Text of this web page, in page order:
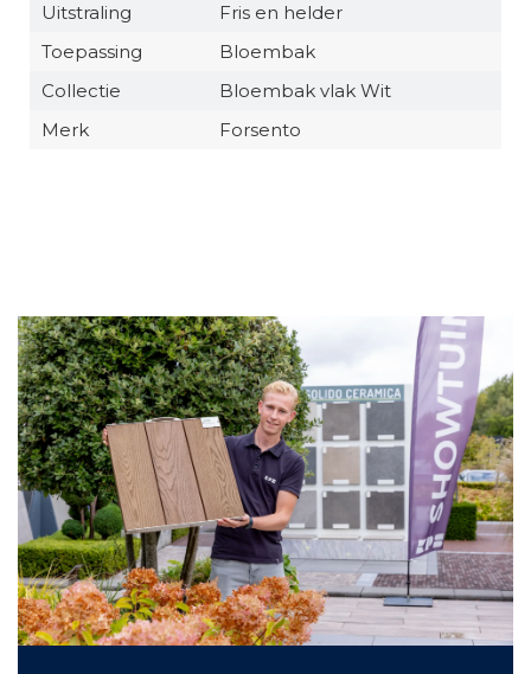
Uitstraling
Fris en helder
Toepassing
Bloembak
Collectie
Bloembak vlak Wit
Merk
Forsento